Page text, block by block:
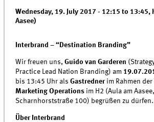
Wednesday, 19. July 2017 - 12:15 to 13:45,
Aasee)
Interbrand – “Destination Branding”
Wir freuen uns, Guido van Garderen
Practice Lead Nation Branding) am
bis 13:45 Uhr als Gastredner im Rahmen
Marketing Operations im H2 (Aula am Aasee,
Scharnhorststraße 100) begrüßen zu dürfen.
Über Interbrand